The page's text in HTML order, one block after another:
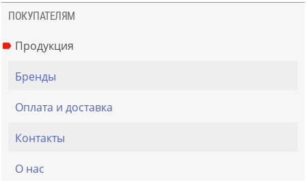
ПОКУПАТЕЛЯМ
Продукция
Бренды
Оплата и доставка
Контакты
О нас